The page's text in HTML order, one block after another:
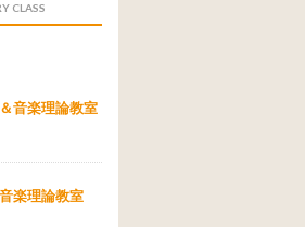
CLASS
音楽理論教室
楽理論教室